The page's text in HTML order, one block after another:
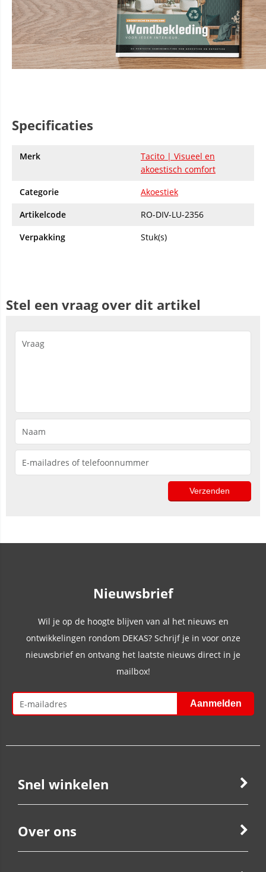
Specificaties
Merk
Tacito | Visueel en
akoestisch comfort
Categorie
Akoestiek
Artikelcode
RO-DIV-LU-2356
Verpakking
Stuk(s)
Stel een vraag over dit artikel
Nieuwsbrief
Wil je op de hoogte blijven van al het nieuws en
ontwikkelingen rondom DEKAS? Schrijf je in voor onze
nieuwsbrief en ontvang het laatste nieuws direct in je
mailbox!
Snel winkelen
Over ons